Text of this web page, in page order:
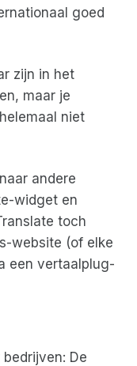
goed
zijn in het
maar je
niet
andere
widget en
toch
website (of elke
een vertaalplug-
De